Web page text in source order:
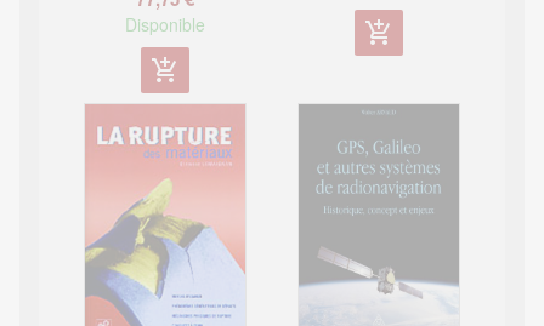
Disponible
add_shopping_cart
add_shopping_cart